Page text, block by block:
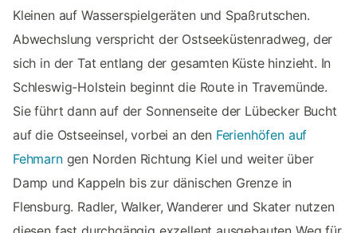
Kleinen auf Wasserspielgeräten und Spaßrutschen.
Abwechslung verspricht der Ostseeküstenradweg, der
sich in der Tat entlang der gesamten Küste hinzieht. In
Schleswig-Holstein beginnt die Route in Travemünde.
Sie führt dann auf der Sonnenseite der Lübecker Bucht
auf die Ostseeinsel, vorbei an den Ferienhöfen auf
Fehmarngen Norden Richtung Kiel und weiter über
Damp und Kappeln bis zur dänischen Grenze in
Flensburg. Radler, Walker, Wanderer und Skater nutzen